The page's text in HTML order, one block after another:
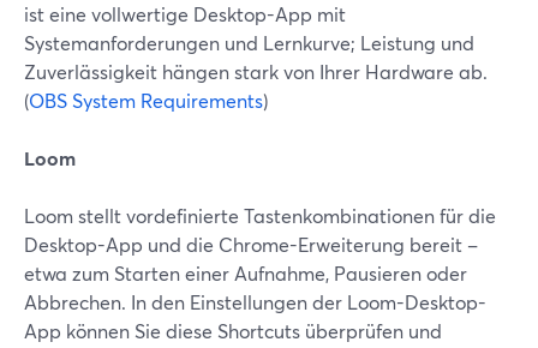
ist eine vollwertige Desktop-App mit
Systemanforderungen und Lernkurve; Leistung und
Zuverlässigkeit hängen stark von Ihrer Hardware ab.
(OBS System Requirements)
Loom
Loom stellt vordefinierte Tastenkombinationen für die
Desktop-App und die Chrome-Erweiterung bereit –
etwa zum Starten einer Aufnahme, Pausieren oder
Abbrechen. In den Einstellungen der Loom-Desktop-
App können Sie diese Shortcuts überprüfen und